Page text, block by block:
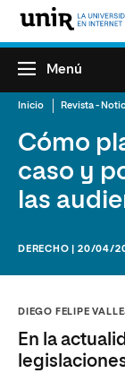
Menú
Inicio Revista -
Cómo
caso y
las
DERECHO | 20/04/
DIEGO FELIPE
En la